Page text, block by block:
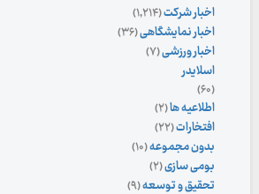
اخبار شرکت(۱,۲۱۴)
اخبار نمایشگاهی(۳۶)
اخبار ورزشی(۷)
اسلایدر
(۶۰)
اطلاعیه ها(۲)
افتخارات(۲۲)
بدون مجموعه(۱۰)
بومی سازی(۲)
تحقیق و توسعه(۹)